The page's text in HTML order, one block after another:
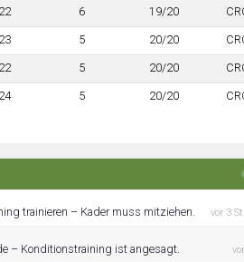
22 6 19/20
23 5 20/20
22 5 20/20
24 5 20/20
trainieren – Kader muss mitziehen. vor 3
– Konditionstraining ist angesagt.